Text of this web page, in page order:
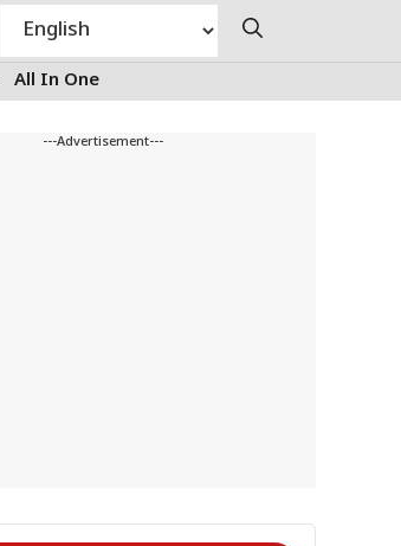
All In One
---Advertisement---